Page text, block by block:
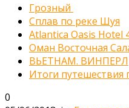
Грозный
Сплав по реке Шуя
Atlantica Oasis Hotel
Оман Восточная
ВЬЕТНАМ. ВИНПЕРЛ
Итоги путешествия
0